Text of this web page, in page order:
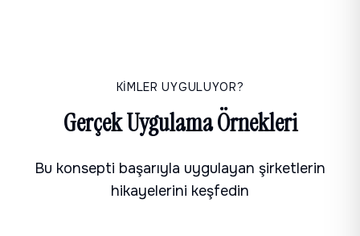
KİMLER UYGULUYOR?
Gerçek Uygulama Örnekleri
Bu konsepti başarıyla uygulayan şirketlerin
hikayelerini keşfedin